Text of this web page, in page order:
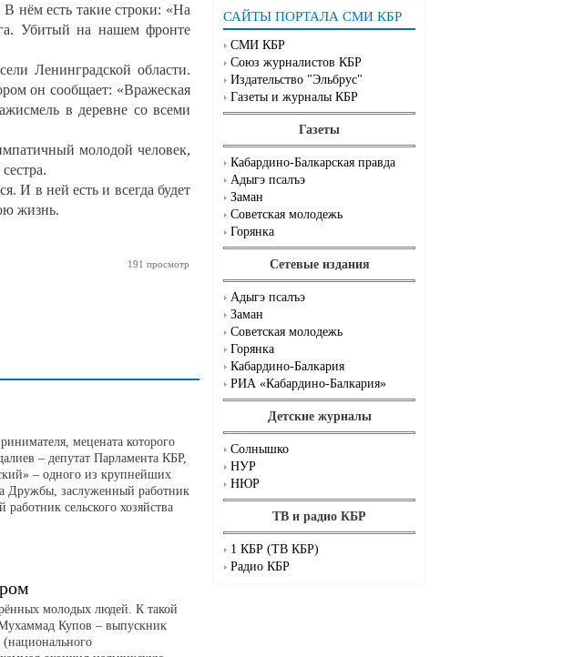
САЙТЫ ПОРТАЛА СМИ КБР
СМИ КБР
Союз журналистов КБР
Издательство "Эльбрус"
Газеты и журналы КБР
Газеты
Кабардино-Балкарская правда
Адыгэ псалъэ
Заман
Советская молодежь
Горянка
Сетевые издания
Адыгэ псалъэ
Заман
Советская молодежь
Горянка
Кабардино-Балкария
РИА «Кабардино-Балкария»
Детские журналы
Солнышко
НУР
НЮР
ТВ и радио КБР
1 КБР (ТВ КБР)
Радио КБР
нём есть такие строки: «На
Убитый на нашем фронте
Ленинградской области.
он сообщает: «Вражеская
в деревне со всеми
молодой человек,
И в ней есть и всегда будет
жизнь.
191 просмотр
мецената которого
– депутат Парламента КБР,
– одного из крупнейших
Дружбы, заслуженный работник
сельского хозяйства
молодых людей. К такой
Мухаммад Купов – выпускник
(национального